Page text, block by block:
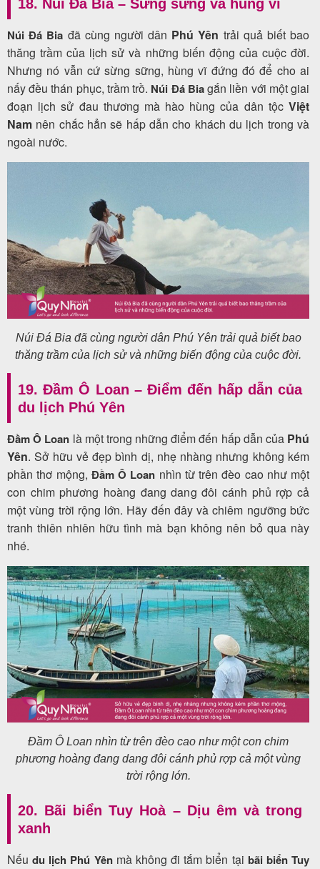
18. Núi Đá Bia – Sừng sững và hùng vĩ
Núi Đá Bia đã cùng người dân Phú Yên trải quả biết bao
thăng trầm của lịch sử và những biến động của cuộc đời.
Nhưng nó vẫn cứ sừng sững, hùng vĩ đứng đó để cho ai
nấy đều thán phục, trầm trồ. Núi Đá Biagắn liền với một giai
đoạn lịch sử đau thương mà hào hùng của dân tộc Việt
Nam nên chắc hẳn sẽ hấp dẫn cho khách du lịch trong và
ngoài nước.
Núi Đá Bia đã cùng người dân Phú Yên trải quả biết bao
thăng trầm của lịch sử và những biến động của cuộc đời.
19. Đầm Ô Loan – Điểm đến hấp dẫn của
du lịch Phú Yên
Đầm Ô Loan là một trong những điểm đến hấp dẫn củaPhú
Yên. Sở hữu vẻ đẹp bình dị, nhẹ nhàng nhưng không kém
phần thơ mộng, Đầm Ô Loan nhìn từ trên đèo cao như một
con chim phương hoàng đang dang đôi cánh phủ rợp cả
một vùng trời rộng lớn. Hãy đến đây và chiêm ngưỡng bức
tranh thiên nhiên hữu tình mà bạn không nên bỏ qua này
nhé.
Đầm Ô Loan nhìn từ trên đèo cao như một con chim
phương hoàng đang dang đôi cánh phủ rợp cả một vùng
trời rộng lớn.
20. Bãi biển Tuy Hoà – Dịu êm và trong
xanh
Nếudu lịch Phú Yênmà không đi tắm biển tại bãi biển Tuy